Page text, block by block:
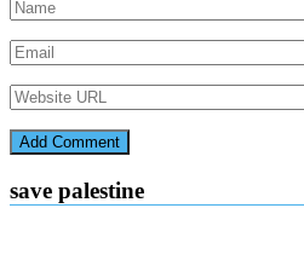
save palestine